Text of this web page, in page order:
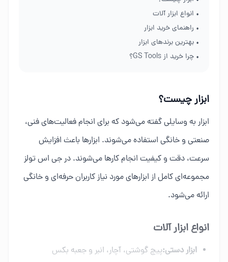
• انواع ابزار آلات
• راهنمای خرید ابزار
• بهترین برندهای ابزار
• چرا خرید از GS Tools؟
ابزار چیست؟
ابزار به وسایلی گفته می‌شود که برای انجام فعالیت‌های فنی،
صنعتی و خانگی استفاده می‌شوند. ابزارها باعث افزایش
سرعت، دقت و کیفیت انجام کارها می‌شوند. در جی اس تولز
مجموعه‌ای کامل از ابزارهای مورد نیاز کاربران حرفه‌ای و خانگی
ارائه می‌شود.
انواع ابزار آلات
ابزار دستی:پیچ گوشتی، آچار، انبر و جعبه بکس